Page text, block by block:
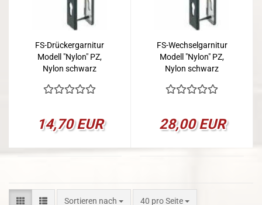
FS-Drückergarnitur
Modell "Nylon" PZ,
Nylon schwarz
14,70 EUR
FS-Wechselgarnitur
Modell "Nylon" PZ,
Nylon schwarz
28,00 EUR
Sortieren nach
Sortieren nach 40 pro Seite
pro Seite